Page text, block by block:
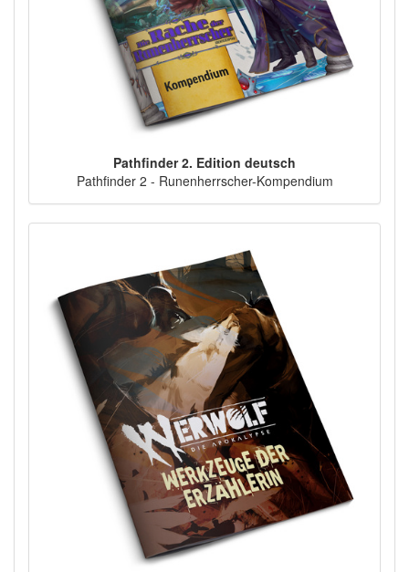
Pathfinder 2. Edition deutsch
Pathfinder 2 - Runenherrscher-Kompendium